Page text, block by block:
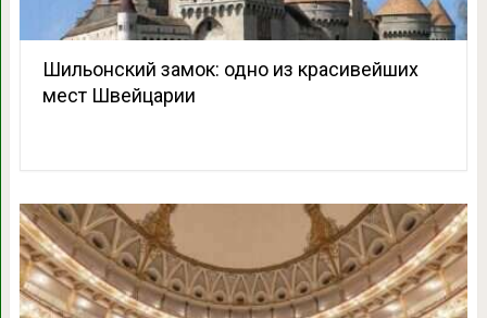
Шильонский замок: одно из красивейших
мест Швейцарии